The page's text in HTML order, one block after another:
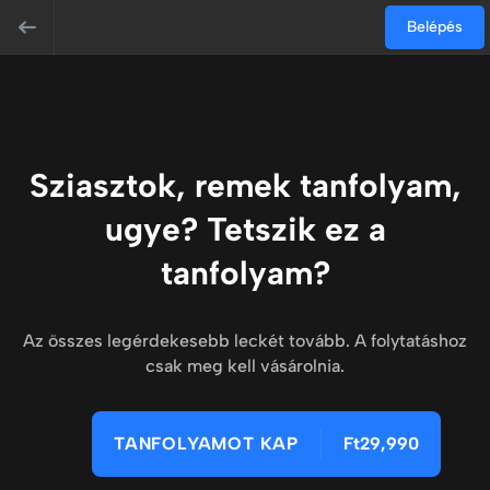
Belépés
Sziasztok, remek tanfolyam,
ugye? Tetszik ez a
tanfolyam?
Az összes legérdekesebb leckét tovább. A folytatáshoz
csak meg kell vásárolnia.
TANFOLYAMOT KAP Ft29,990